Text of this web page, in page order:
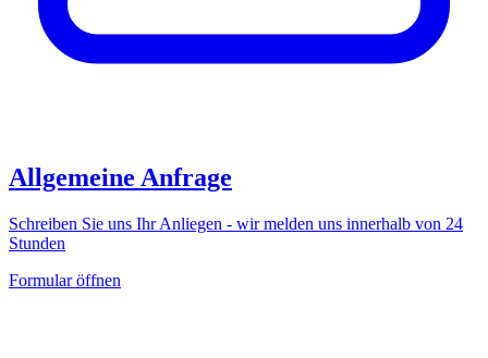
Allgemeine Anfrage
Schreiben Sie uns Ihr Anliegen - wir melden uns innerhalb von 24
Stunden
Formular öffnen